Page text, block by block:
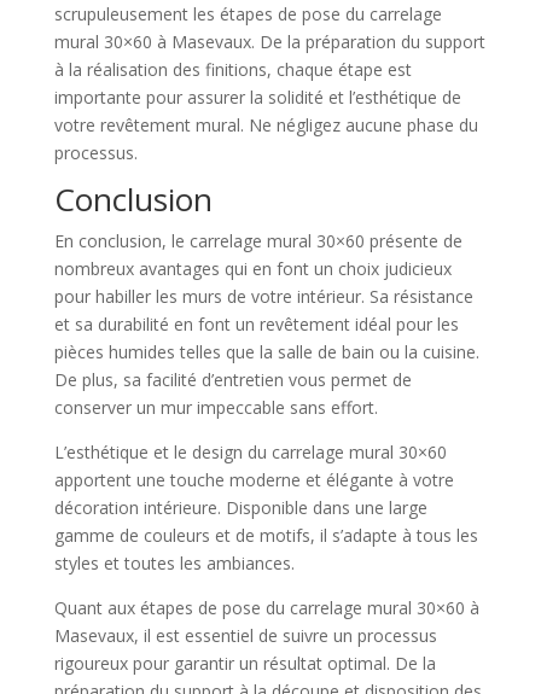
scrupuleusement les étapes de pose du carrelage
mural 30×60 à Masevaux. De la préparation du support
à la réalisation des finitions, chaque étape est
importante pour assurer la solidité et l’esthétique de
votre revêtement mural. Ne négligez aucune phase du
processus.
Conclusion
En conclusion, le carrelage mural 30×60 présente de
nombreux avantages qui en font un choix judicieux
pour habiller les murs de votre intérieur. Sa résistance
et sa durabilité en font un revêtement idéal pour les
pièces humides telles que la salle de bain ou la cuisine.
De plus, sa facilité d’entretien vous permet de
conserver un mur impeccable sans effort.
L’esthétique et le design du carrelage mural 30×60
apportent une touche moderne et élégante à votre
décoration intérieure. Disponible dans une large
gamme de couleurs et de motifs, il s’adapte à tous les
styles et toutes les ambiances.
Quant aux étapes de pose du carrelage mural 30×60 à
Masevaux, il est essentiel de suivre un processus
rigoureux pour garantir un résultat optimal. De la